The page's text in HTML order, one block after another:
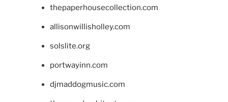
thepaperhousecollection.com
allisonwillisholley.com
solslite.org
portwayinn.com
djmaddogmusic.com